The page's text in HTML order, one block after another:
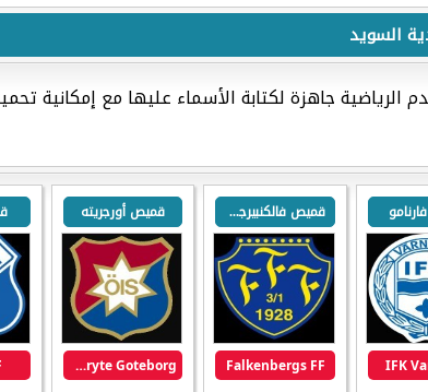
السويد
الرياضية جاهزة لكتابة الأسماء عليها مع
IFK
قميص فالكنبيرجس
Falkenbergs FF
قميص أورجريته
Orgryte Goteborg